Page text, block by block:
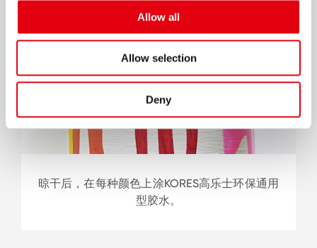
Allow all
Allow selection
Deny
晾干后，在每种颜色上涂KORES高乐士环保通用
型胶水。